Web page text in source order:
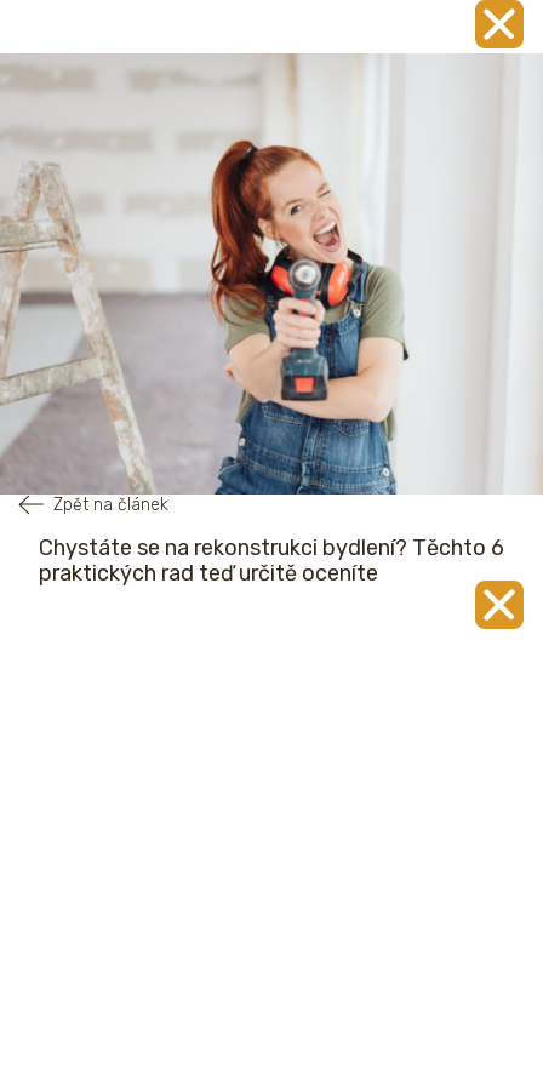
Zpět na článek
Chystáte se na rekonstrukci bydlení? Těchto 6
praktických rad teď určitě oceníte